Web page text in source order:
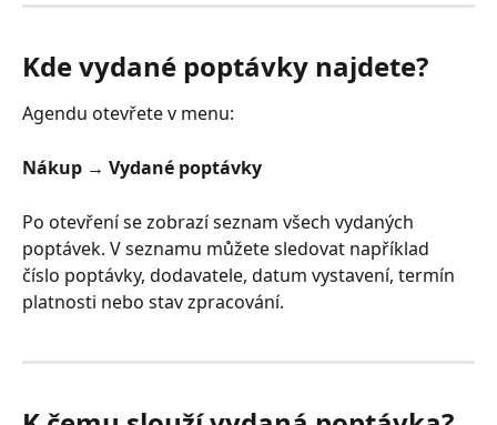
Kde vydané poptávky najdete?
Agendu otevřete v menu:
Nákup → Vydané poptávky
Po otevření se zobrazí seznam všech vydaných
poptávek. V seznamu můžete sledovat například
číslo poptávky, dodavatele, datum vystavení, termín
platnosti nebo stav zpracování.